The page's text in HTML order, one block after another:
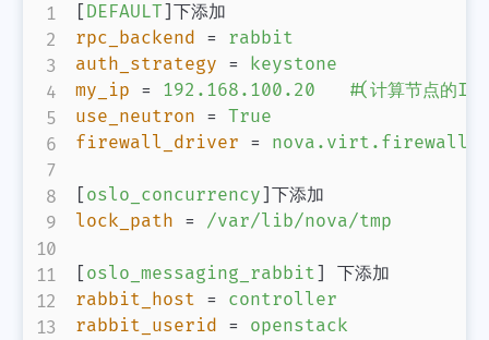
[ DEFAULT ]
rpc_backend =
rabbit
auth_strategy =
keystone
my_ip =
192.168.100.20   #(计算节点的IP
use_neutron = True
firewall_driver =
[ oslo_concurrency ]
lock_path = /var/lib/nova/tmp
[ oslo_messaging_rabbit ]
rabbit_host =
controller
rabbit_userid =
openstack